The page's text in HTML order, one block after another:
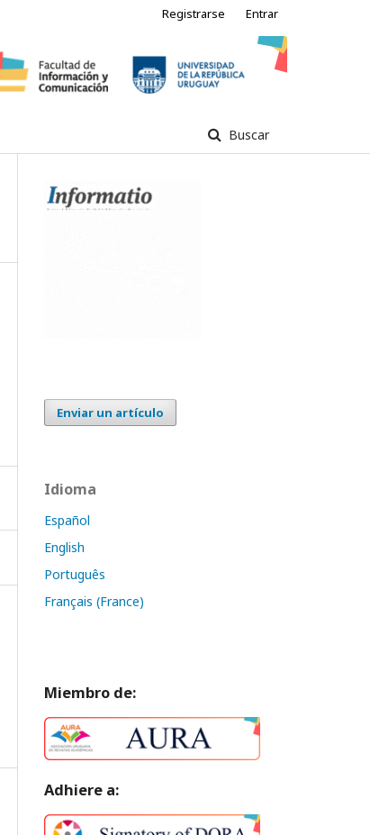
Buscar
Registrarse Entrar
Enviar un artículo
Idioma
Español
English
Português
Français (France)
Miembro de:
Adhiere a: